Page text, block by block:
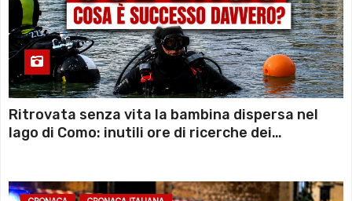
Ritrovata senza vita la bambina dispersa nel
lago di Como: inutili ore di ricerche dei